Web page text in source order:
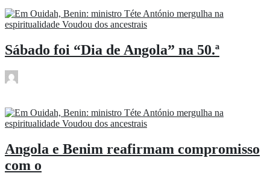
Sábado foi “Dia de Angola” na 50.ª
Angola e Benim reafirmam compromisso
com o